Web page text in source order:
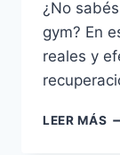
¿No
gym? En
reales y
LEER MÁS